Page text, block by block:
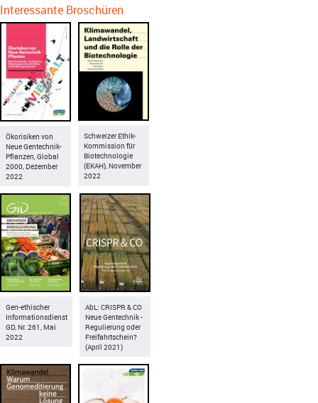
Interessante Broschüren
Ökorisiken von
Neue Gentechnik-
Pflanzen, Global
2000, Dezember
2022
Schweizer Ethik-
Kommission für
Biotechnologie
(EKAH), November
2022
Gen-ethischer
Informationsdienst
GD, Nr. 261, Mai
2022
AbL: CRISPR & CO
Neue Gentechnik -
Regulierung oder
Freifahrtschein?
(April 2021)